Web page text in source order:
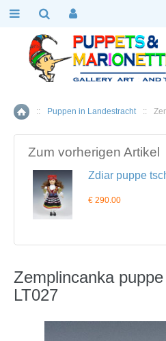
Home
:: Puppen in Landestracht ::
Zum vorherigen Artikel
Zdiar puppe
€ 290.00
Zemplincanka
LT027